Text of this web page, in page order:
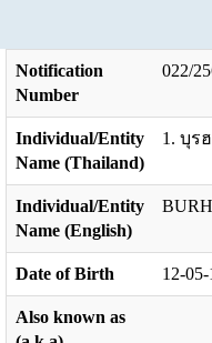
Notification
Number
022/
Individual/Entity
Name (Thailand)
1. บุร
Individual/Entity
Name (English)
Date of Birth 12-05-
Also known as